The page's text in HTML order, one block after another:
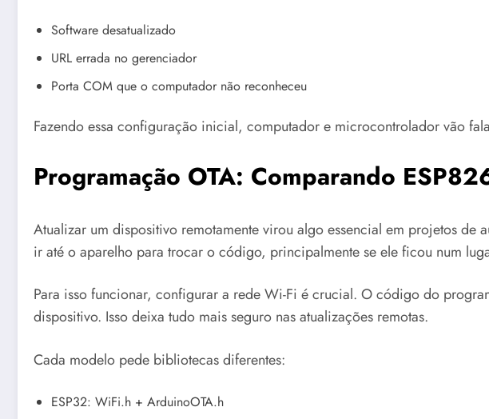
Software desatualizado
URL errada no gerenciador
Porta COM que o computador não reconheceu
Fazendo essa configuração inicial, computador e microcontrolador vão
Programação OTA: Comparando
Atualizar um dispositivo remotamente virou algo essencial em projetos
ir até o aparelho para trocar o código, principalmente se ele ficou num
Para isso funcionar, configurar a rede Wi-Fi é crucial. O código do
dispositivo. Isso deixa tudo mais seguro nas atualizações remotas.
Cada modelo pede bibliotecas diferentes:
ESP32: WiFi.h + ArduinoOTA.h